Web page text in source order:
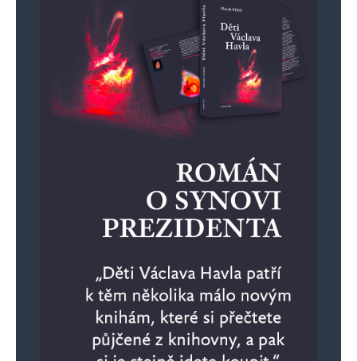
že přišla o licenci, bůh ví kolik chcimírů díký
tomu zůstane normálními slušnými lidmi bez
trička flekatého od Braníku
Jiří Soukup
Ta ženská je stejne ohavna jako český fasisti
před a během 2. světové. Adoruje vražedné
bestie z ruska a jen hloupě papouskuje ruske
Leaf Roller Odpovědět